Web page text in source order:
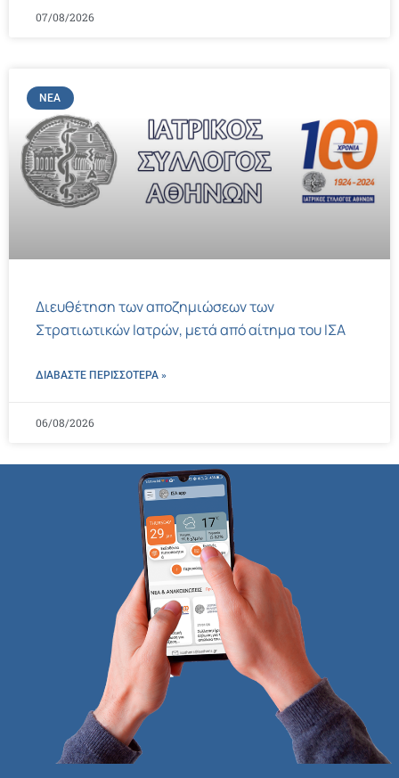
07/08/2026
ΝΈΑ
Διευθέτηση των αποζημιώσεων των
Στρατιωτικών Ιατρών, μετά από αίτημα του ΙΣΑ
ΔΙΑΒΑΣΤΕ ΠΕΡΙΣΣΌΤΕΡΑ »
06/08/2026